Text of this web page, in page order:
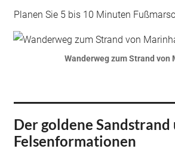
Planen Sie 5 bis 10 Minuten
Wanderweg zum Strand von
Der goldene Sandstrand
Felsenformationen